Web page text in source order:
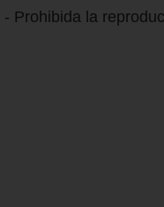
- Prohibida la